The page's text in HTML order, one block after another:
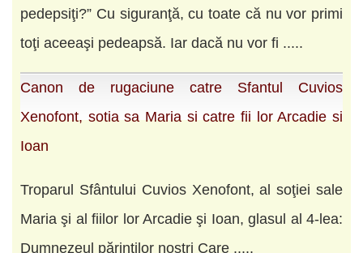
pedepsiţi?” Cu siguranţă, cu toate că nu vor primi
toţi aceeaşi pedeapsă. Iar dacă nu vor fi .....
Canon de rugaciune catre Sfantul Cuvios
Xenofont, sotia sa Maria si catre fii lor Arcadie si
Ioan
Troparul Sfântului Cuvios Xenofont, al soţiei sale
Maria şi al fiilor lor Arcadie şi Ioan, glasul al 4-lea:
Dumnezeul părinţilor noştri Care .....